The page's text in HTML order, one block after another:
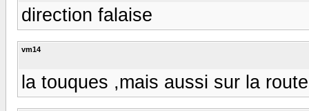
direction falaise
vm14
la touques ,mais aussi sur la